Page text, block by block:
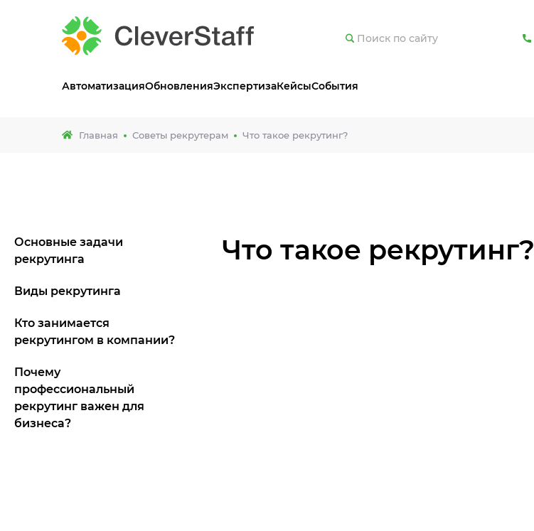
АвтоматизацияОбновленияЭкспертизаКейсыСобытия
Главная Советы рекрутерам Что такое рекрутинг?
Что такое рекрутинг?
Основные задачи
рекрутинга
Виды рекрутинга
Кто занимается
рекрутингом в компании?
Почему
профессиональный
рекрутинг важен для
бизнеса?